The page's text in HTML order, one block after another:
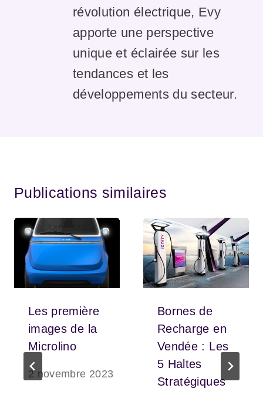
révolution électrique, Evy
apporte une perspective
unique et éclairée sur les
tendances et les
développements du secteur.
Publications similaires
Les première
images de la
Microlino
2 novembre 2023
Bornes de
Recharge en
Vendée : Les
5 Haltes
Stratégiques